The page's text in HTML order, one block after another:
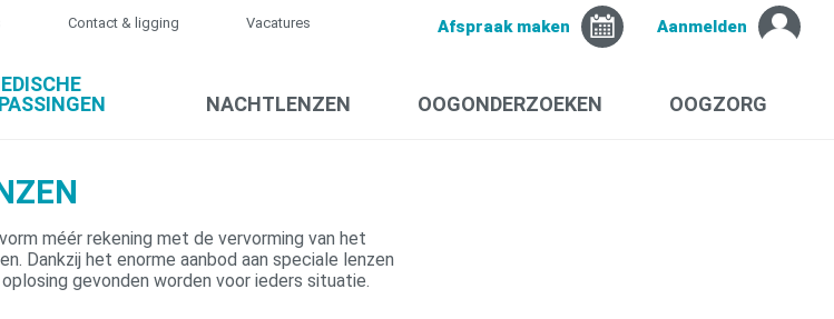
Afspraak maken Aanmelden
Contact & ligging Vacatures
NACHTLENZEN OOGONDERZOEKEN OOGZORG
méér rekening met de vervorming van het
Dankzij het enorme aanbod aan speciale lenzen
gevonden worden voor ieders situatie.